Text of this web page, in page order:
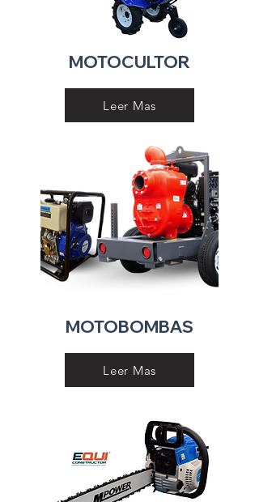
MOTOCULTOR
Leer Mas
MOTOBOMBAS
Leer Mas